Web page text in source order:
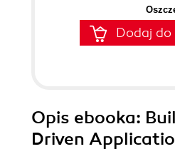
Dodaj do
Opis ebooka:
Driven